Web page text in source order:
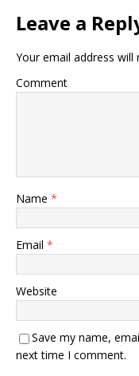
Leave a
Your email address will
Comment
Name *
Email *
Website
Save my name,
next time I comment.